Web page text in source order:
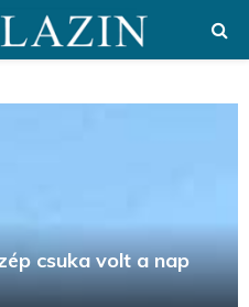
csuka volt a nap